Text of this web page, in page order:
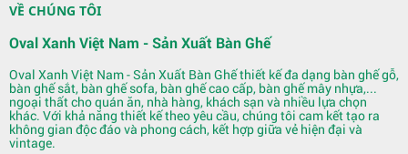
VỀ CHÚNG TÔI
Oval Xanh Việt Nam - Sản Xuất Bàn Ghế
Oval Xanh Việt Nam - Sản Xuất Bàn Ghế thiết kế đa dạng bàn ghế gỗ,
bàn ghế sắt, bàn ghế sofa, bàn ghế cao cấp, bàn ghế mây nhựa,...
ngoại thất cho quán ăn, nhà hàng, khách sạn và nhiều lựa chọn
khác. Với khả năng thiết kế theo yêu cầu, chúng tôi cam kết tạo ra
không gian độc đáo và phong cách, kết hợp giữa vẻ hiện đại và
vintage.